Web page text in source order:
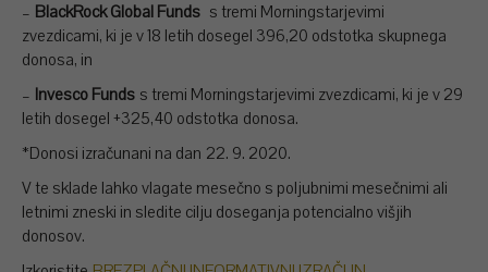
– BlackRock Global Funds s tremi Morningstarjevimi
zvezdicami, ki je v 18 letih dosegel 396,20 odstotka skupnega
donosa, in
– Invesco Funds s tremi Morningstarjevimi zvezdicami, ki je v 29
letih dosegel +325,40 odstotka donosa.
*Donosi izračunani na dan 22. 9. 2020.
V te sklade lahko vlagate mesečno s poljubnimi mesečnimi ali
letnimi zneski in sledite cilju doseganja potencialno višjih
donosov.